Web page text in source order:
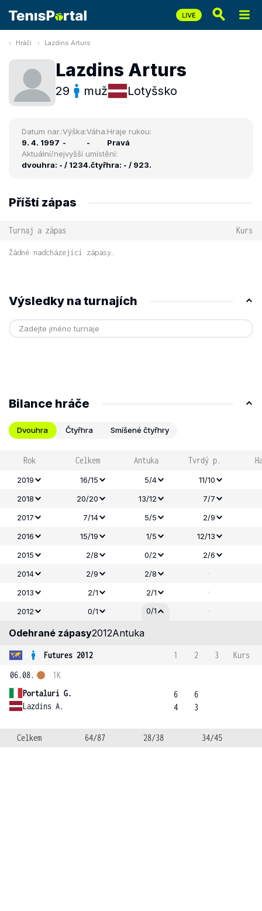
Hráči Lazdins Arturs
Lazdins Arturs
29 muž Lotyšsko
Datum nar.:
9. 4. 1997
Výška:
-
Váha:
-
Hraje rukou:
Pravá
Aktuální/nejvyšší umístění:
dvouhra: - / 1234.čtyřhra: - / 923.
Příští zápas
Turnaj a zápas Kurs
Žádné nadcházející zápasy.
Výsledky na turnajích
Bilance hráče
Dvouhra Čtyřhra Smíšené čtyřhry
Rok Celkem Antuka Tvrdý p.
2019 16/15 5/4
11/10
2018
20/20 13/12
7/7
2017
7/14 5/5
2/9
2016
15/19 1/5
12/13
2015
2/8 0/2
2/6
2014
2/9 2/8 -
2013 2/1 2/1 -
2012 0/1 0/1 -
Odehrané zápasy2012Antuka
Futures 2012 1 2 3
Kurs
06.08.
Portaluri G.
Lazdins A.
1K
6
4
6
3
Celkem 64/87 28/38 34/45